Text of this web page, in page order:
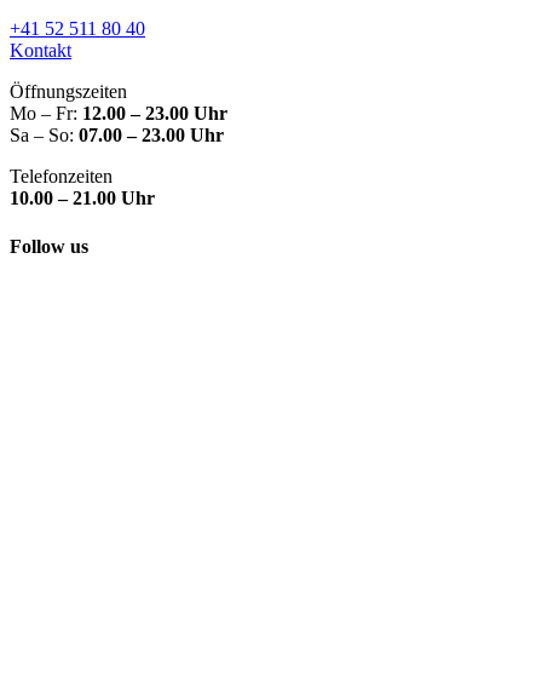
+41 52 511 80 40
Kontakt
Öffnungszeiten
Mo – Fr: 12.00 – 23.00 Uhr
Sa – So: 07.00 – 23.00 Uhr
Telefonzeiten
10.00 – 21.00 Uhr
Follow us